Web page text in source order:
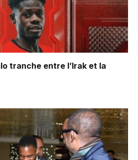
tranche entre l’Irak et la